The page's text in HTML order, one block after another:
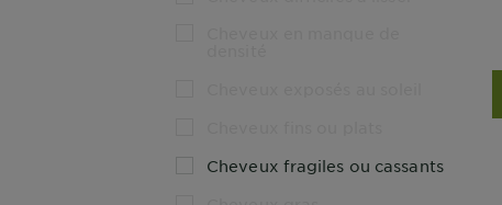
Cheveux fragiles ou cassants